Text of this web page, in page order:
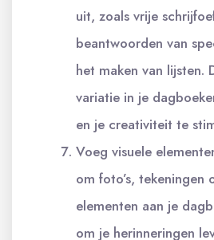
uit, zoals vrije
beantwoorden van
het maken van lijsten.
variatie in je
en je creativiteit te
Voeg visuele
om foto’s, tekeningen
elementen aan je
om je herinneringen